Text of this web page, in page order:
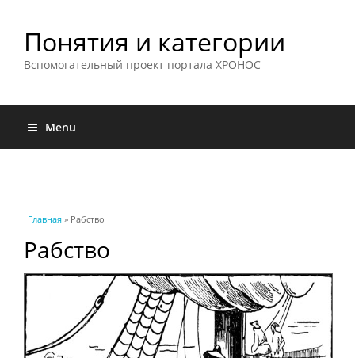
Понятия и категории
Вспомогательный проект портала ХРОНОС
Menu
Вы здесь
Главная » Рабство
Рабство